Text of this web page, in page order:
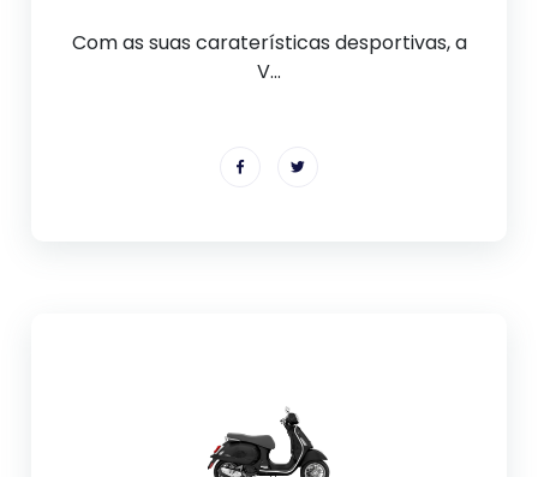
Com as suas caraterísticas desportivas, a
V...